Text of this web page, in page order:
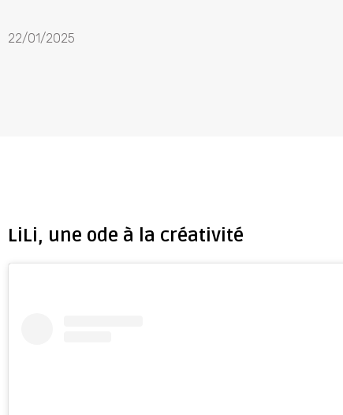
22/01/2025
LiLi, une ode à la créativité